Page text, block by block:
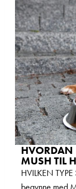
HVORDAN
MUSH TIL
HVILKEN
begynne med